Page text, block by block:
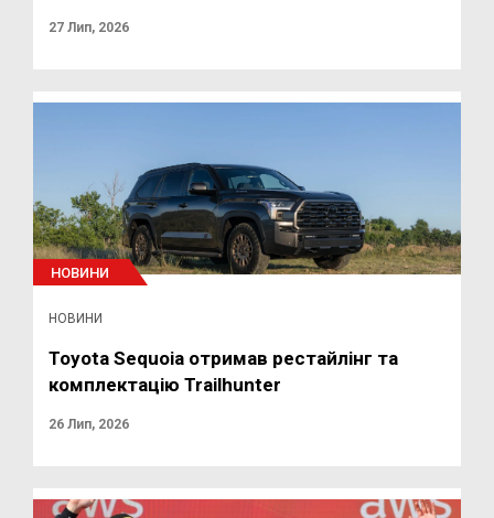
27 Лип, 2026
НОВИНИ
НОВИНИ
Toyota Sequoia отримав рестайлінг та
комплектацію Trailhunter
26 Лип, 2026